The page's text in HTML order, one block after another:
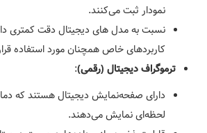
نمودار ثبت می‌کنند.
نسبت به مدل های دیجیتال دقت کمتری
کاربردهای خاص همچنان مورد استفاده
ترموگراف دیجیتال (رقمی):
دارای صفحه‌نمایش دیجیتال هستند که
لحظه‌ای نمایش می‌دهند.